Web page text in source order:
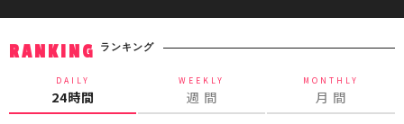
RANKING ランキング
DAILY
24時間
WEEKLY
週 間
MONTHLY
月 間